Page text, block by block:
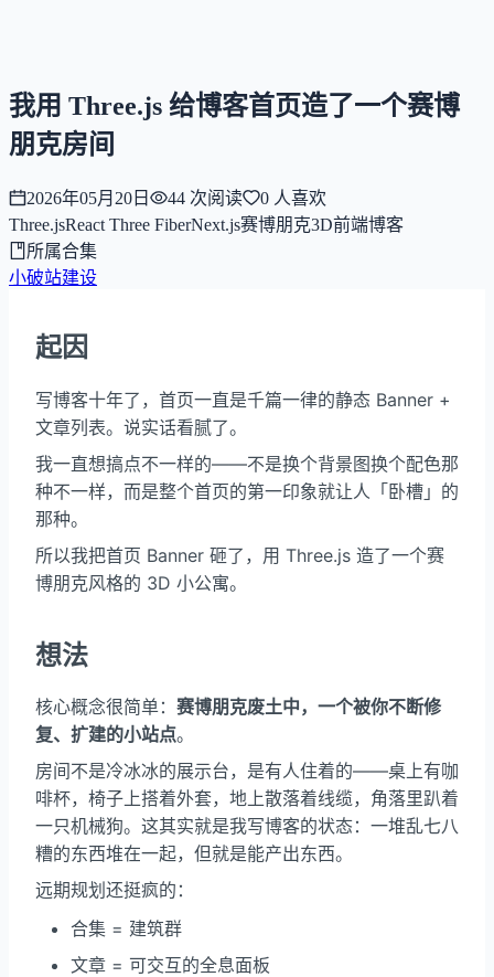
我用 Three.js 给博客首页造了一个赛博
朋克房间
2026年05月20日 44 次阅读 0 人喜欢
Three.jsReact Three FiberNext.js赛博朋克3D前端博客
所属合集
小破站建设
起因
写博客十年了，首页一直是千篇一律的静态 Banner +
文章列表。说实话看腻了。
我一直想搞点不一样的——不是换个背景图换个配色那
种不一样，而是整个首页的第一印象就让人「卧槽」的
那种。
所以我把首页 Banner 砸了，用 Three.js 造了一个赛
博朋克风格的 3D 小公寓。
想法
核心概念很简单： 赛博朋克废土中，一个被你不断修
复、扩建的小站点。
房间不是冷冰冰的展示台，是有人住着的——桌上有咖
啡杯，椅子上搭着外套，地上散落着线缆，角落里趴着
一只机械狗。这其实就是我写博客的状态：一堆乱七八
糟的东西堆在一起，但就是能产出东西。
远期规划还挺疯的：
合集 = 建筑群
文章 = 可交互的全息面板